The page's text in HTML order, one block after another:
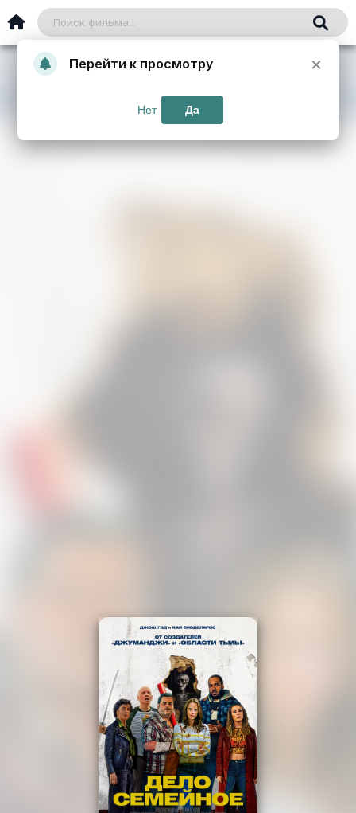
Перейти к просмотру ×
Нет Да